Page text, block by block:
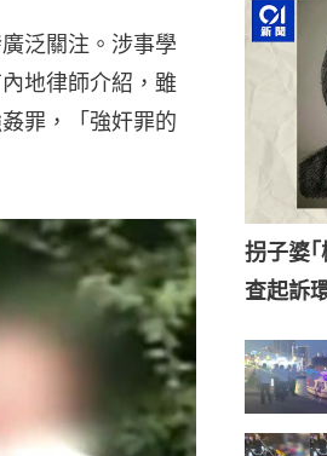
泛關注。涉事學
地律師介紹，雖
罪，「強奸罪的
拐子婆
查起訴